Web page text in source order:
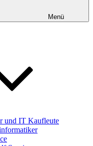
Menü
und IT Kaufleute